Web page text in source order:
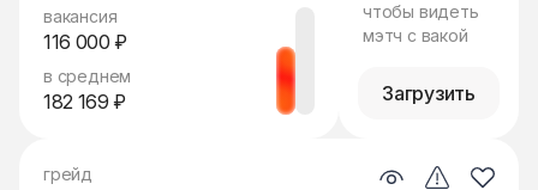
вакансия
116 000 ₽
в среднем
182 169 ₽
чтобы видеть
мэтч с вакой
Загрузить
грейд